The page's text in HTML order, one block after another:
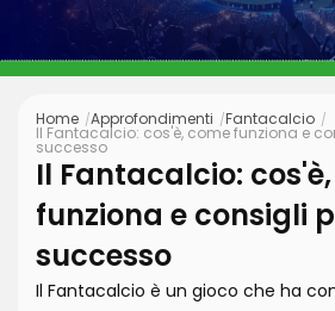
Home Approfondimenti Fantacalcio
Il Fantacalcio: cos'è, come funziona e
successo
Il Fantacalcio:
funziona e consigli
successo
Il Fantacalcio è un gioco che ha